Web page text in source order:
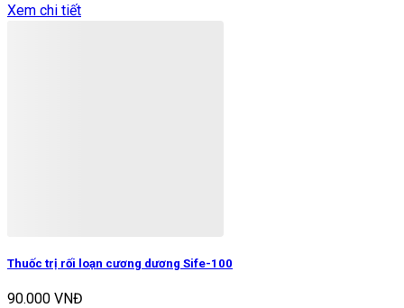
Xem chi tiết
Thuốc trị rối loạn cương dương Sife-100
90.000 VNĐ